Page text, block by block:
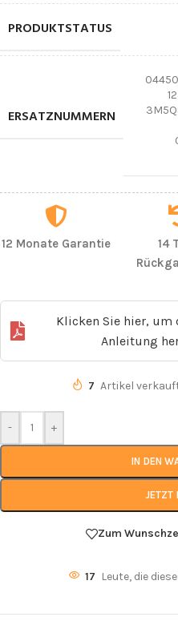
PRODUKTSTATUS
ERSATZNUMMERN
12 Monate Garantie
14
Klicken Sie hier, um
Anleitung
7 Artikel
- +
IN DEN
JETZT
Zum
17 Leute, die